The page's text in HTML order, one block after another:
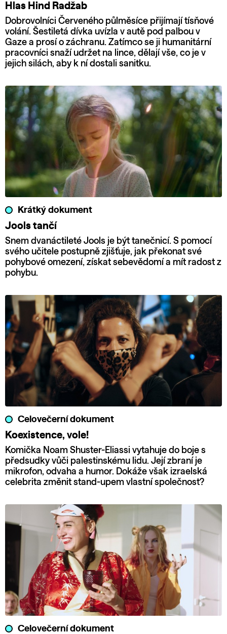
Hlas Hind Radžab
Dobrovolníci Červeného půlměsíce přijímají tísňové
volání. Šestiletá dívka uvízla v autě pod palbou v
Gaze a prosí o záchranu. Zatímco se ji humanitární
pracovníci snaží udržet na lince, dělají vše, co je v
jejich silách, aby k ní dostali sanitku.
Krátký dokument
Jools tančí
Snem dvanáctileté Jools je být tanečnicí. S pomocí
svého učitele postupně zjišťuje, jak překonat své
pohybové omezení, získat sebevědomí a mít radost z
pohybu.
Celovečerní dokument
Koexistence, vole!
Komička Noam Shuster-Eliassi vytahuje do boje s
předsudky vůči palestinskému lidu. Její zbraní je
mikrofon, odvaha a humor. Dokáže však izraelská
celebrita změnit stand-upem vlastní společnost?
Celovečerní dokument